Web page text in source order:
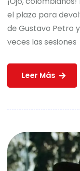
el plazo para
de Gustavo Petro
veces las sesiones
Leer Más